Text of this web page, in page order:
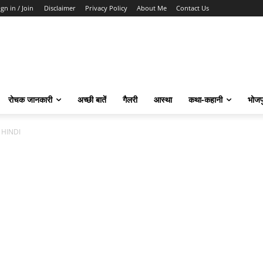
in / Join Disclaimer Privacy Policy About Me Contact Us
रोचक जानकारी अच्छी बातें गैलरी आस्था कथा-कहानी